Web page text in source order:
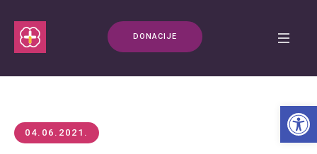
DONACIJE
04.06.2021.